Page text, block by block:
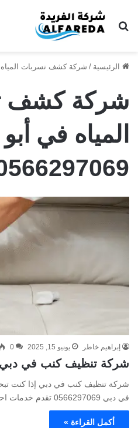
بحث عن
الرئيسية / شركة كشف تسربات المياه في
شركة كشف
المياه في
إبراهيم خاطر يونيو 15, 2025 0
شركة تنظيف كنب في دبي 0566297069
شركة تنظيف كنب في دبي إذا كنت
في دبي 0566297069 تقدم خدمات احترافية وسريعة، فأنت…
أكمل القراءة »